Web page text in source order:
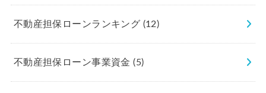
不動産担保ローンランキング (12)
不動産担保ローン事業資金(5)